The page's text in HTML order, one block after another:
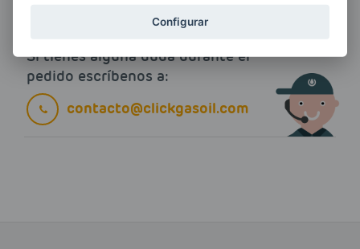
Si tienes alguna duda durante el
pedido escríbenos a:
contacto@clickgasoil.com
Configurar